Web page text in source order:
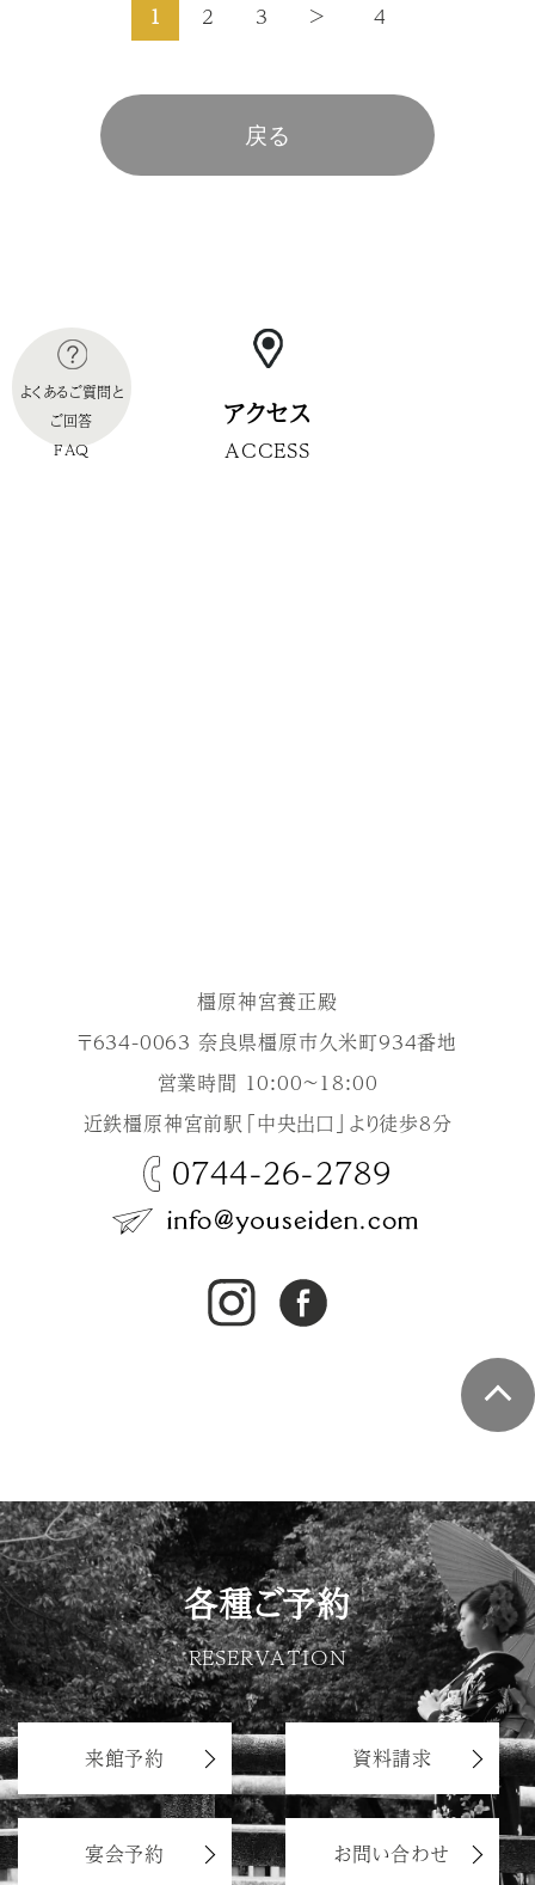
1 2 3 > 4
戻る
アクセス
ACCESS
橿原神宮養正殿
〒634-0063 奈良県橿原市久米町934番地
営業時間 10:00～18:00
近鉄橿原神宮前駅「中央出口」より徒歩8分
0744-26-2789
よくあるご質問と
ご回答
FAQ
各種ご予約
RESERVATION
来館予約 資料請求
宴会予約 お問い合わせ